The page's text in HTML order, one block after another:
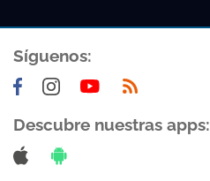
Síguenos:
Descubre nuestras apps: